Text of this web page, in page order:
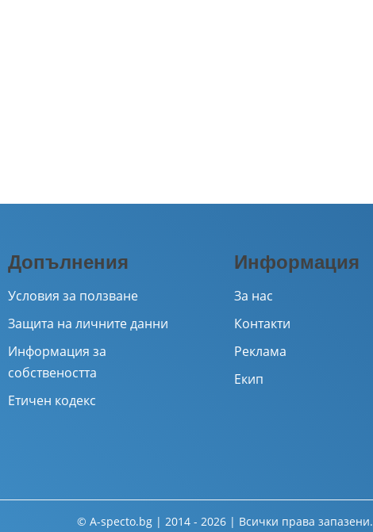
Допълнения
Условия за ползване
Защита на личните данни
Информация за
собствеността
Етичен кодекс
Информация
За нас
Контакти
Реклама
Екип
© A-specto.bg | 2014 - 2026 | Всички права запазени.